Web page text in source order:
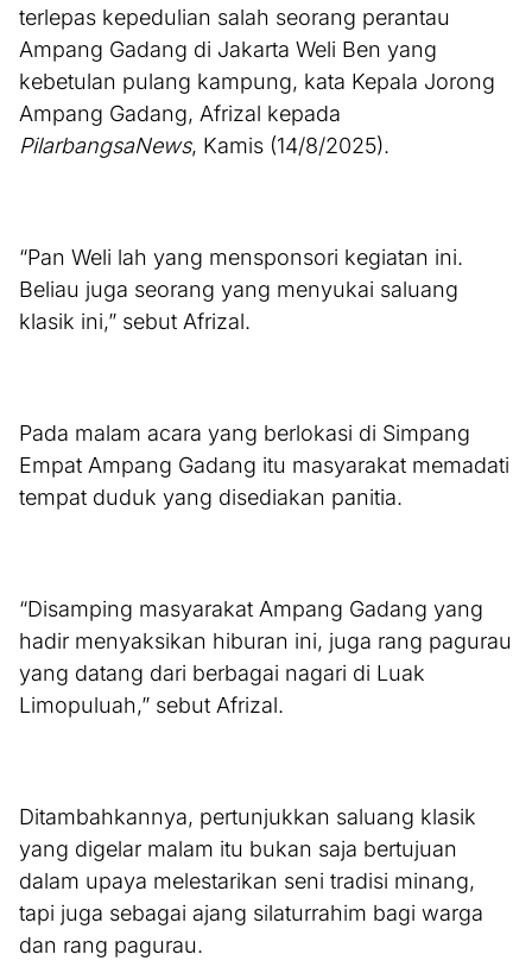
terlepas kepedulian salah seorang perantau
Ampang Gadang di Jakarta Weli Ben yang
kebetulan pulang kampung, kata Kepala Jorong
Ampang Gadang, Afrizal kepada
PilarbangsaNews, Kamis (14/8/2025).
“Pan Weli lah yang mensponsori kegiatan ini.
Beliau juga seorang yang menyukai saluang
klasik ini,” sebut Afrizal.
Pada malam acara yang berlokasi di Simpang
Empat Ampang Gadang itu masyarakat memadati
tempat duduk yang disediakan panitia.
“Disamping masyarakat Ampang Gadang yang
hadir menyaksikan hiburan ini, juga rang pagurau
yang datang dari berbagai nagari di Luak
Limopuluah,” sebut Afrizal.
Ditambahkannya, pertunjukkan saluang klasik
yang digelar malam itu bukan saja bertujuan
dalam upaya melestarikan seni tradisi minang,
tapi juga sebagai ajang silaturrahim bagi warga
dan rang pagurau.